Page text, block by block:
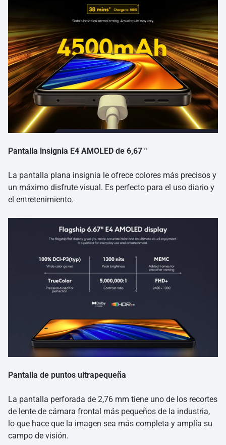
Pantalla insignia E4 AMOLED de 6,67 ″
La pantalla plana insignia le ofrece colores más precisos y
un máximo disfrute visual. Es perfecto para el uso diario y
el entretenimiento.
Pantalla de puntos ultrapequeña
La pantalla perforada de 2,76 mm tiene uno de los recortes
de lente de cámara frontal más pequeños de la industria,
lo que hace que la imagen sea más completa y amplía su
campo de visión.